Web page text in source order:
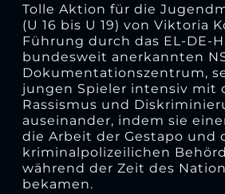
Tolle Aktion für die
(U 16 bis U 19) von Viktoria
Führung durch das EL-DE-
bundesweit anerkannten
Dokumentationszentrum,
jungen Spieler intensiv mit
Rassismus und
auseinander, indem sie
die Arbeit der Gestapo und
kriminalpolizeilichen
während der Zeit des
bekamen.